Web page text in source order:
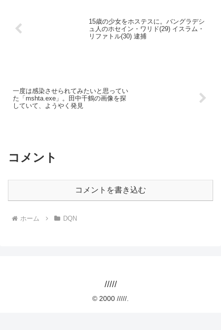
15歳の少女をホステスに。バングラデシ
ュ人のホセイン・ワリド(29) イスラム・
リファトル(30) 逮捕
一度は感染させられてみたいと思ってい
た「mshta.exe」。田中千鶴の画像を探
していて、ようやく発見
コメント
コメントを書き込む
ホーム DQN
/////
© 2000 /////.